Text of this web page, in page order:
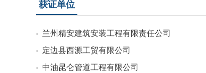
获证单位
兰州精安建筑安装工程有限责任公司
定边县西源工贸有限公司
中油昆仑管道工程有限公司